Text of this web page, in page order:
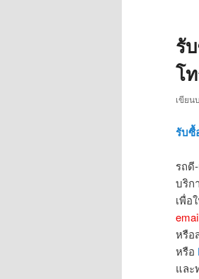
รั
โ
เขียน
รับซื้
รถดี
บริก
เพื่อ
หรือ
หรือ
และ